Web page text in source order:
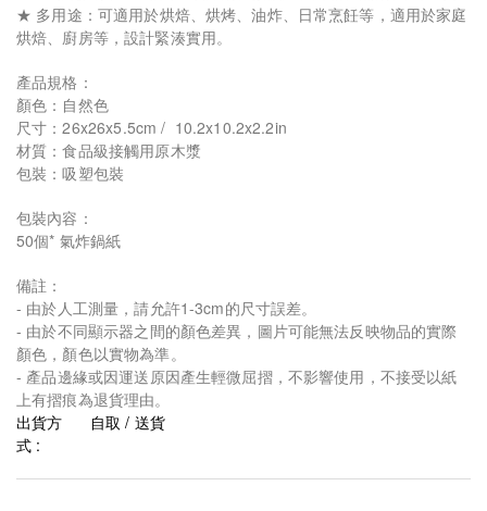
★ 多用途：可適用於烘焙、烘烤、油炸、日常烹飪等，適用於家庭
烘焙、廚房等，設計緊湊實用。
產品規格：
顏色：自然色
尺寸：26x26x5.5cm / 10.2x10.2x2.2in
材質：食品級接觸用原木漿
包裝：吸塑包裝
包裝內容：
50個* 氣炸鍋紙
備註：
- 由於人工測量，請允許1-3cm的尺寸誤差。
- 由於不同顯示器之間的顏色差異，圖片可能無法反映物品的實際
顏色，顏色以實物為準。
- 產品邊緣或因運送原因產生輕微屈摺，不影響使用，不接受以紙
上有摺痕為退貨理由。
出貨方
式 :
自取 / 送貨